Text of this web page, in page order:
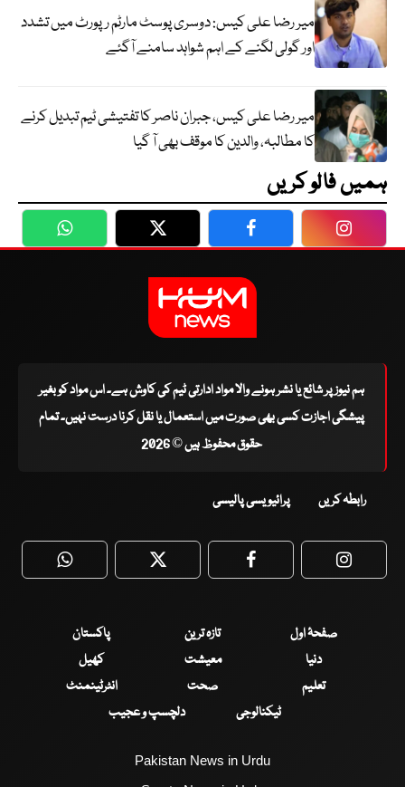
میر رضا علی کیس: دوسری پوسٹ مارٹم رپورٹ میں تشدد
اور گولی لگنے کے اہم شواہد سامنے آگئے
میر رضا علی کیس، جبران ناصر کا تفتیشی ٹیم تبدیل کرنے
کا مطالبہ، والدین کا موقف بھی آ گیا
ہمیں فالو کریں
WhatsApp Twitter Facebook
ہم نیوز پر شائع یا نشر ہونے والا مواد ادارتی ٹیم کی کاوش ہے۔ اس مواد کو بغیر
پیشگی اجازت کسی بھی صورت میں استعمال یا نقل کرنا درست نہیں۔ تمام
حقوق محفوظ ہیں © 2026
رابطہ کریں پرائیویسی پالیسی
WhatsApp Twitter Facebook
صفحۂ اول تازہ ترین
پاکستان
دنیا
معیشت
کھیل
تعلیم
صحت
انٹرٹینمنٹ
ٹیکنالوجی
دلچسپ و عجیب
Pakistan News in Urdu